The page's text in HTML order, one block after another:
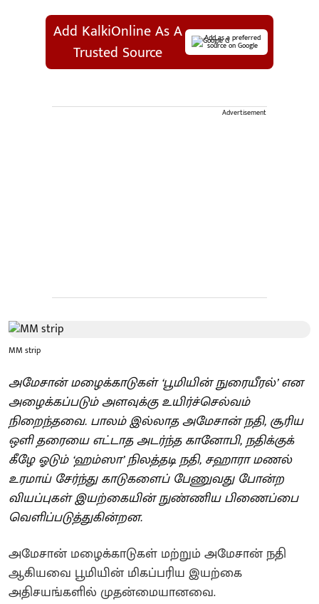
Add KalkiOnline As A
Trusted Source
Add as a preferred
source on Google
Advertisement
MM strip
அமேசான் மழைக்காடுகள் ‘பூமியின் நுரையீரல்’ என
அழைக்கப்படும் அளவுக்கு உயிர்ச்செல்வம்
நிறைந்தவை. பாலம் இல்லாத அமேசான் நதி, சூரிய
ஒளி தரையை எட்டாத அடர்ந்த கானோபி, நதிக்குக்
கீழே ஓடும் ‘ஹம்ஸா’ நிலத்தடி நதி, சஹாரா மணல்
உரமாய் சேர்ந்து காடுகளைப் பேணுவது போன்ற
வியப்புகள் இயற்கையின் நுண்ணிய பிணைப்பை
வெளிப்படுத்துகின்றன.
அமேசான் மழைக்காடுகள் மற்றும் அமேசான் நதி
ஆகியவை பூமியின் மிகப்பரிய இயற்கை
அதிசயங்களில் முதன்மையானவை.